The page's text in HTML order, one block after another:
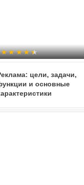
цели, задачи,
и основные